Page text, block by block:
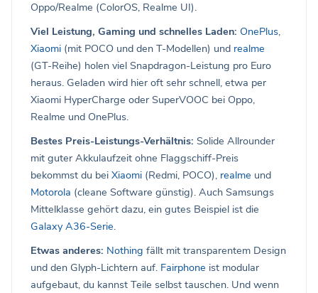
Oppo/Realme (ColorOS, Realme UI).
Viel Leistung, Gaming und schnelles Laden: OnePlus,
Xiaomi (mit POCO und den T-Modellen) und realme
(GT-Reihe) holen viel Snapdragon-Leistung pro Euro
heraus. Geladen wird hier oft sehr schnell, etwa per
Xiaomi HyperCharge oder SuperVOOC bei Oppo,
Realme und OnePlus.
Bestes Preis-Leistungs-Verhältnis: Solide Allrounder
mit guter Akkulaufzeit ohne Flaggschiff-Preis
bekommst du bei Xiaomi (Redmi, POCO), realme und
Motorola (cleane Software günstig). Auch Samsungs
Mittelklasse gehört dazu, ein gutes Beispiel ist die
Galaxy A36-Serie.
Etwas anderes: Nothing fällt mit transparentem Design
und den Glyph-Lichtern auf. Fairphone ist modular
aufgebaut, du kannst Teile selbst tauschen. Und wenn